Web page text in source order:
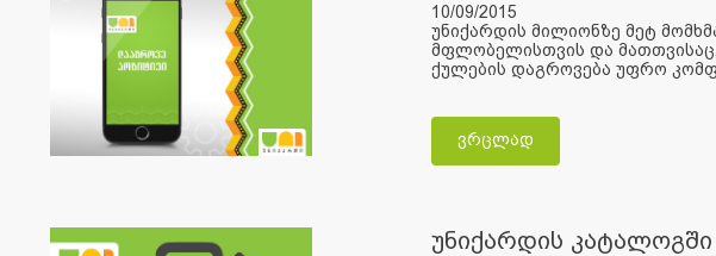
10/09/2015
უნიქარდის მილიონზე მეტ
მფლობელისთვის და მათთვისაც,
ქულების დაგროვება უფრო
ვრცლად
უნიქარდის